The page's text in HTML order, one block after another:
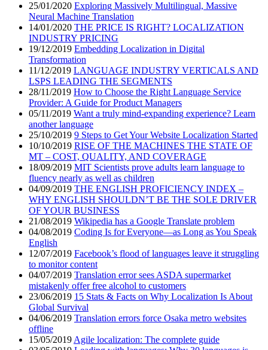
25/01/2020 Exploring Massively Multilingual, Massive
Neural Machine Translation
14/01/2020 THE PRICE IS RIGHT? LOCALIZATION
INDUSTRY PRICING
19/12/2019 Embedding Localization in Digital
Transformation
11/12/2019 LANGUAGE INDUSTRY VERTICALS AND
LSPS LEADING THE SEGMENTS
28/11/2019 How to Choose the Right Language Service
Provider: A Guide for Product Managers
05/11/2019 Want a truly mind-expanding experience? Learn
another language
25/10/2019 9 Steps to Get Your Website Localization Started
10/10/2019 RISE OF THE MACHINES THE STATE OF
MT – COST, QUALITY, AND COVERAGE
18/09/2019 MIT Scientists prove adults learn language to
fluency nearly as well as children
04/09/2019 THE ENGLISH PROFICIENCY INDEX –
WHY ENGLISH SHOULDN’T BE THE SOLE DRIVER
OF YOUR BUSINESS
21/08/2019 Wikipedia has a Google Translate problem
04/08/2019 Coding Is for Everyone—as Long as You Speak
English
12/07/2019 Facebook’s flood of languages leave it struggling
to monitor content
04/07/2019 Translation error sees ASDA supermarket
mistakenly offer free alcohol to customers
23/06/2019 15 Stats & Facts on Why Localization Is About
Global Survival
04/06/2019 Translation errors force Osaka metro websites
offline
15/05/2019 Agile localization: The complete guide